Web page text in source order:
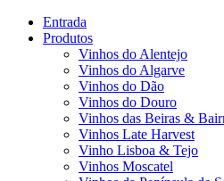
Entrada
Produtos
Vinhos do Alentejo
Vinhos do Algarve
Vinhos do Dão
Vinhos do Douro
Vinhos das Beiras &
Vinhos Late Harvest
Vinho Lisboa & Tejo
Vinhos Moscatel